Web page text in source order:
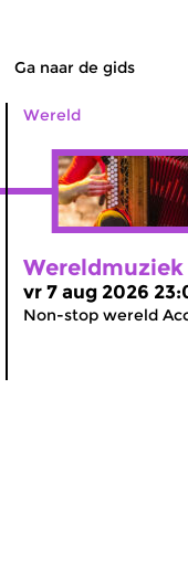
Ga naar de gids
Wereld
vr 7 aug 2026
Non-stop wereld